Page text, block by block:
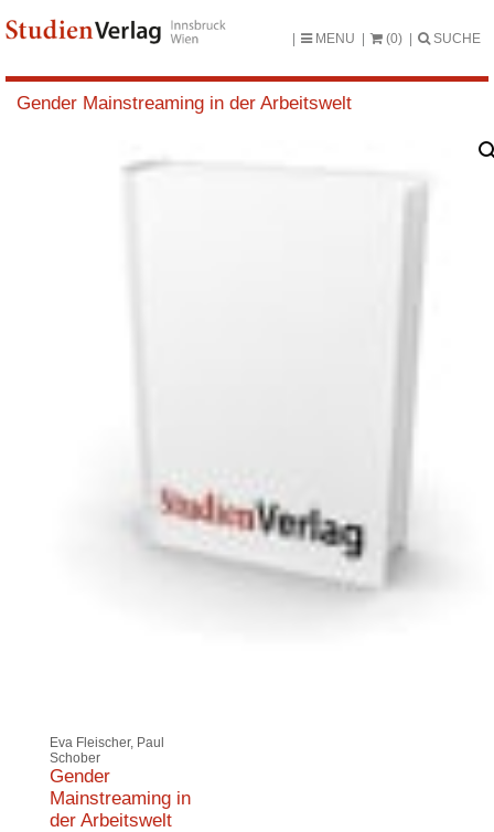
MENU (0) SUCHE
Gender Mainstreaming in der Arbeitswelt
Eva Fleischer, Paul
Schober
Gender
Mainstreaming in
der Arbeitswelt